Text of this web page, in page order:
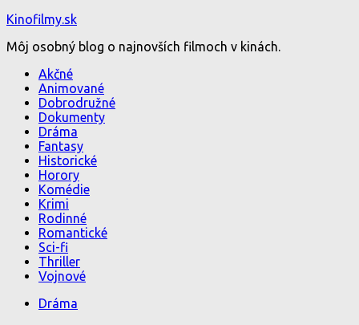
Kinofilmy.sk
Môj osobný blog o najnovších filmoch v kinách.
Akčné
Animované
Dobrodružné
Dokumenty
Dráma
Fantasy
Historické
Horory
Komédie
Krimi
Rodinné
Romantické
Sci-fi
Thriller
Vojnové
Dráma